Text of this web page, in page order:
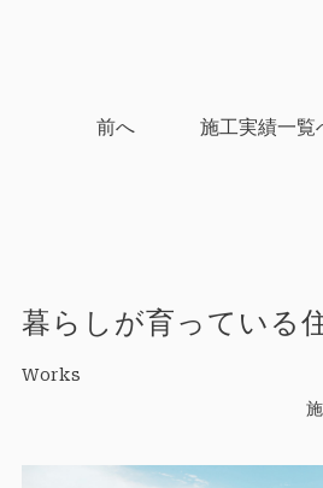
前へ 施工実績一覧
暮らしが育っている
Works